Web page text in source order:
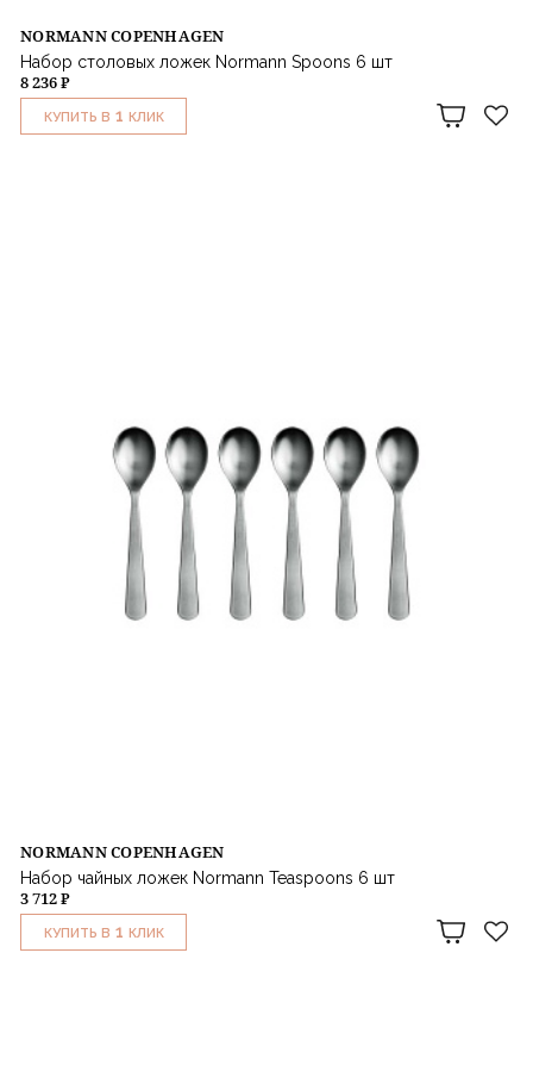
NORMANN COPENHAGEN
Набор столовых ложек Normann Spoons 6 шт
8 236 ₽
КУПИТЬ В 1 КЛИК
NORMANN COPENHAGEN
Набор чайных ложек Normann Teaspoons 6 шт
3 712 ₽
КУПИТЬ В 1 КЛИК